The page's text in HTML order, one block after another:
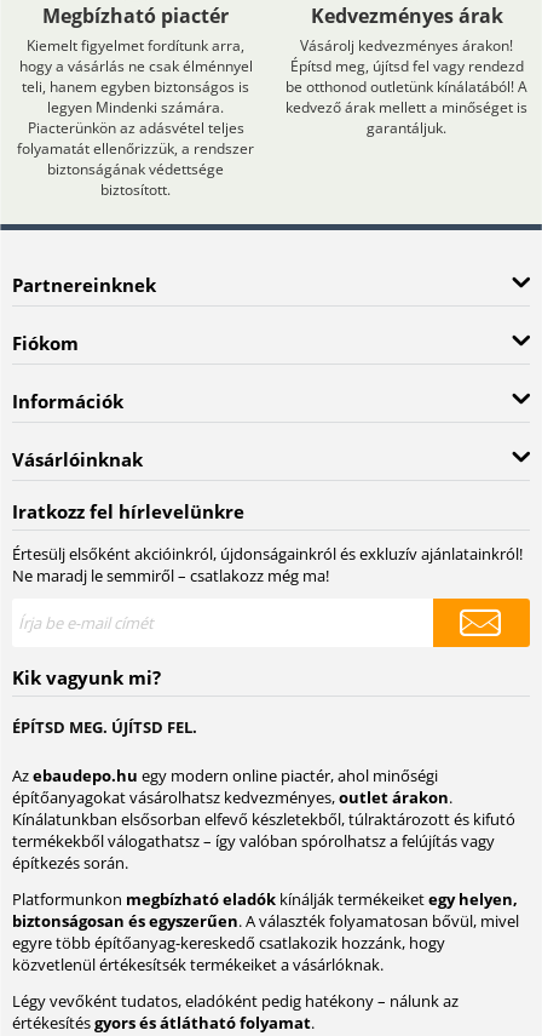
Megbízható piactér
Kiemelt figyelmet fordítunk arra,
hogy a vásárlás ne csak élménnyel
teli, hanem egyben biztonságos is
legyen Mindenki számára.
Piacterünkön az adásvétel teljes
folyamatát ellenőrizzük, a rendszer
biztonságának védettsége
biztosított.
Kedvezményes árak
Vásárolj kedvezményes árakon!
Építsd meg, újítsd fel vagy rendezd
be otthonod outletünk kínálatából! A
kedvező árak mellett a minőséget is
garantáljuk.
Partnereinknek
Fiókom
Információk
Vásárlóinknak
Iratkozz fel hírlevelünkre
Értesülj elsőként akcióinkról, újdonságainkról és exkluzív ajánlatainkról!
Ne maradj le semmiről – csatlakozz még ma!
Kik vagyunk mi?
ÉPÍTSD MEG. ÚJÍTSD FEL.
Azebaudepo.hu egy modern online piactér, ahol minőségi
építőanyagokat vásárolhatsz kedvezményes,outlet árakon.
Kínálatunkban elsősorban elfevő készletekből, túlraktározott és kifutó
termékekből válogathatsz – így valóban spórolhatsz a felújítás vagy
építkezés során.
Platformunkon megbízható eladók kínálják termékeiketegy helyen,
biztonságosan és egyszerűen. A választék folyamatosan bővül, mivel
egyre több építőanyag-kereskedő csatlakozik hozzánk, hogy
közvetlenül értékesítsék termékeiket a vásárlóknak.
Légy vevőként tudatos, eladóként pedig hatékony – nálunk az
értékesítésgyors és átlátható folyamat.